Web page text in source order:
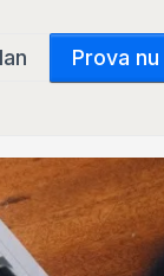
Prova nu